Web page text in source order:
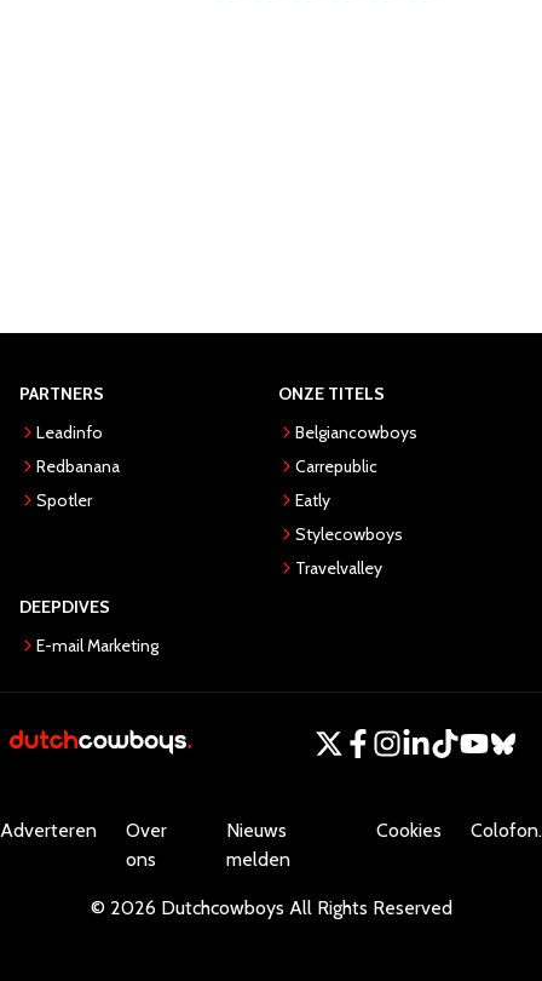
PARTNERS
Leadinfo
Redbanana
Spotler
ONZE TITELS
Belgiancowboys
Carrepublic
Eatly
Stylecowboys
Travelvalley
DEEPDIVES
E-mail Marketing
Adverteren
Over
ons
Nieuws
melden
Cookies Colofon.
© 2026 Dutchcowboys All Rights Reserved